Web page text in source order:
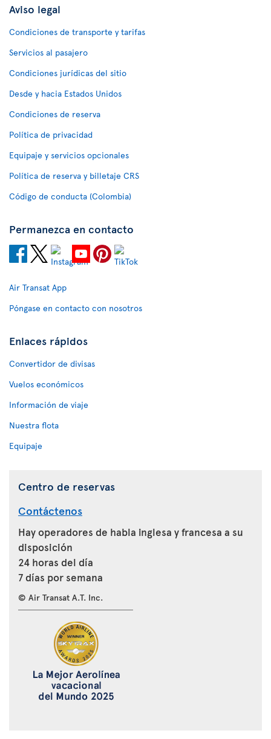
Aviso legal
Condiciones de transporte y tarifas
Servicios al pasajero
Condiciones jurídicas del sitio
Desde y hacia Estados Unidos
Condiciones de reserva
Política de privacidad
Equipaje y servicios opcionales
Política de reserva y billetaje CRS
Código de conducta (Colombia)
Permanezca en contacto
Air Transat App
Póngase en contacto con nosotros
Enlaces rápidos
Convertidor de divisas
Vuelos económicos
Información de viaje
Nuestra flota
Equipaje
Centro de reservas
Contáctenos
Hay operadores de habla inglesa y francesa a su
disposición
24 horas del día
7 días por semana
© Air Transat A.T. Inc.